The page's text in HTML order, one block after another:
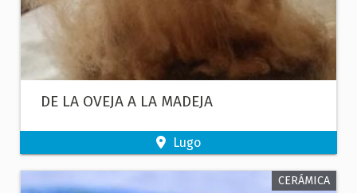
DE LA OVEJA A LA MADEJA
Lugo
CERÁMICA